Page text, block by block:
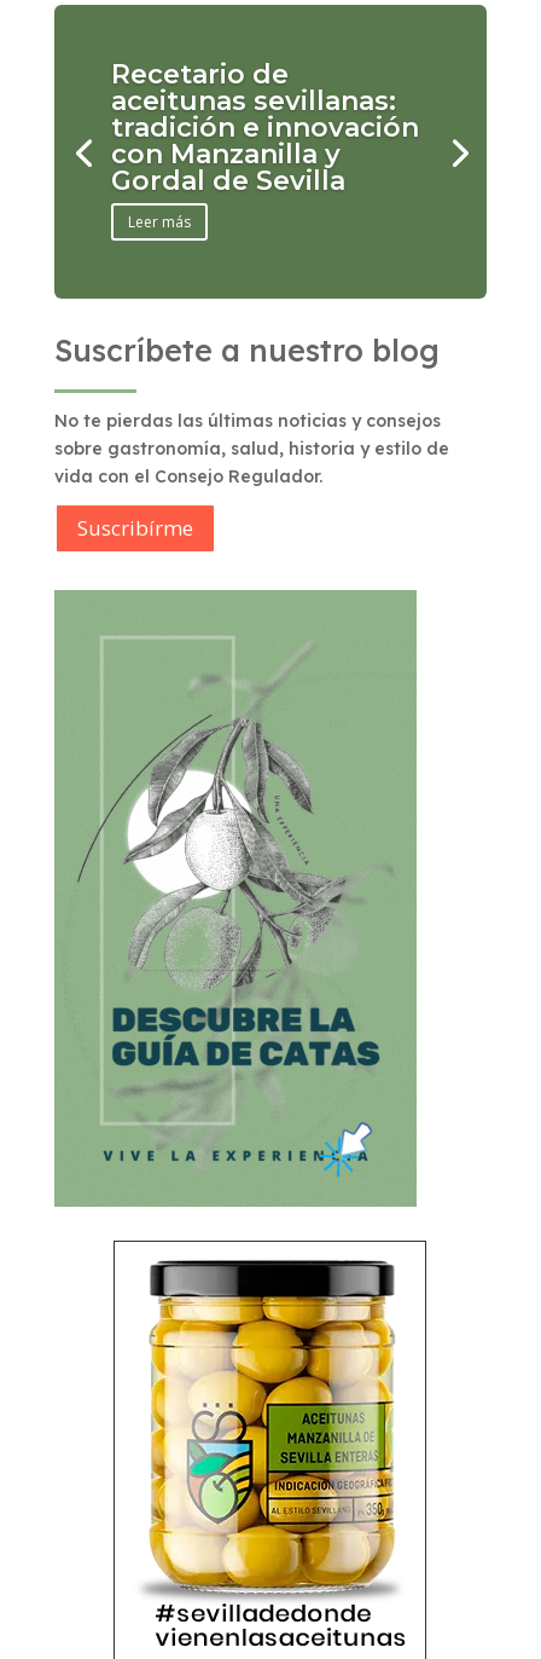
Recetario de
aceitunas sevillanas:
tradición e innovación
con Manzanilla y
Gordal de Sevilla
Leer más
Suscríbete a nuestro blog
No te pierdas las últimas noticias y consejos
sobre gastronomía, salud, historia y estilo de
vida con el Consejo Regulador.
Suscribírme